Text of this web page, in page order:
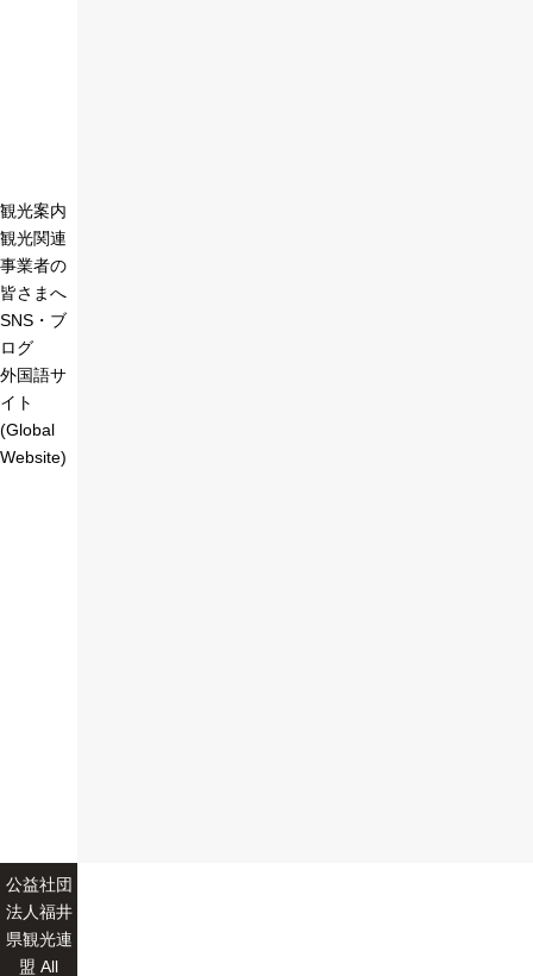
観光案内
観光関連
事業者の
皆さまへ
SNS・ブ
ログ
外国語サ
イト
(Global
Website)
公益社団
法人福井
県観光連
盟 All